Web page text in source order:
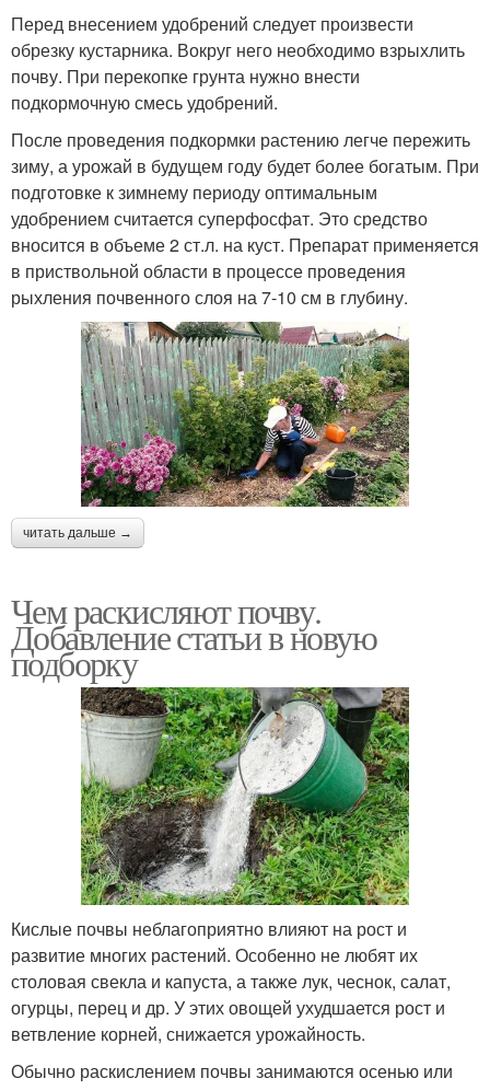
Перед внесением удобрений следует произвести
обрезку кустарника. Вокруг него необходимо взрыхлить
почву. При перекопке грунта нужно внести
подкормочную смесь удобрений.
После проведения подкормки растению легче пережить
зиму, а урожай в будущем году будет более богатым. При
подготовке к зимнему периоду оптимальным
удобрением считается суперфосфат. Это средство
вносится в объеме 2 ст.л. на куст. Препарат применяется
в приствольной области в процессе проведения
рыхления почвенного слоя на 7-10 см в глубину.
читать дальше →
Чем раскисляют почву.
Добавление статьи в новую
подборку
Кислые почвы неблагоприятно влияют на рост и
развитие многих растений. Особенно не любят их
столовая свекла и капуста, а также лук, чеснок, салат,
огурцы, перец и др. У этих овощей ухудшается рост и
ветвление корней, снижается урожайность.
Обычно раскислением почвы занимаются осенью или